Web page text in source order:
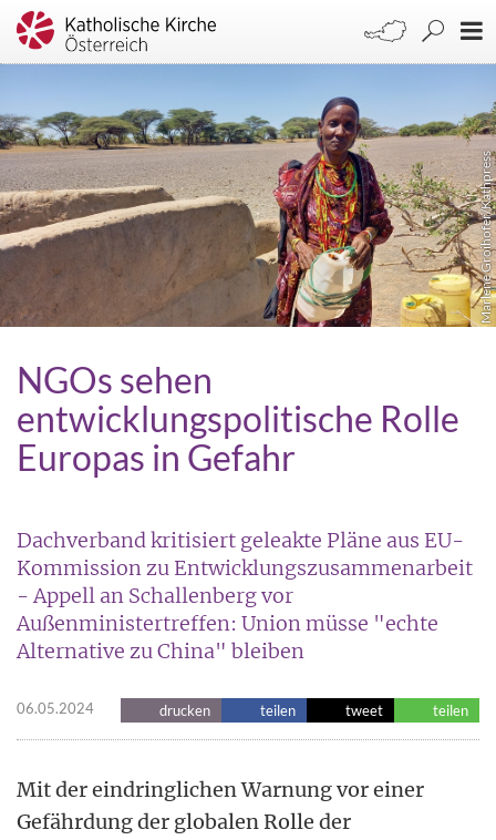
Marlene Groihofer/Kathpress
NGOs sehen
entwicklungspolitische Rolle
Europas in Gefahr
Dachverband kritisiert geleakte Pläne aus EU-
Kommission zu Entwicklungszusammenarbeit
- Appell an Schallenberg vor
Außenministertreffen: Union müsse "echte
Alternative zu China" bleiben
06.05.2024 drucken teilen tweet teilen
Mit der eindringlichen Warnung vor einer
Gefährdung der globalen Rolle der